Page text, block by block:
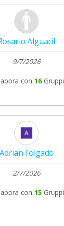
Alguacil
9/7/2026
con 16 Gruppi
Adrian Folgado
2/7/2026
con 15 Gruppi